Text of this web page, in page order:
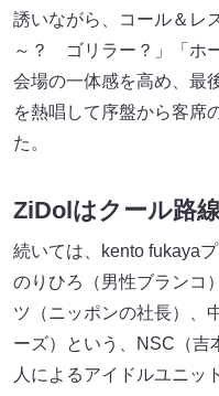
誘いながら、コール＆レ
～？ ゴリラー？」「ホ
会場の一体感を高め、最
を熱唱して序盤から客席
た。
ZiDolはクール路
続いては、kento fukaya
のりひろ（男性ブランコ
ツ（ニッポンの社長）、
ーズ）という、NSC（吉
人によるアイドルユニッ